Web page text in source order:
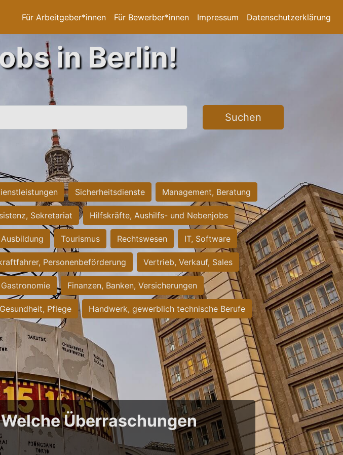
Für Arbeitgeber*innen Für Bewerber*innen Impressum Datenschutzerklärung
in Berlin!
Suchen
Sicherheitsdienste Management, Beratung
Sekretariat Hilfskräfte, Aushilfs- und Nebenjobs
Tourismus Rechtswesen IT, Software
Personenbeförderung Vertrieb, Verkauf, Sales
Gastronomie Finanzen, Banken, Versicherungen
Pflege Handwerk, gewerblich technische Berufe
Überraschungen